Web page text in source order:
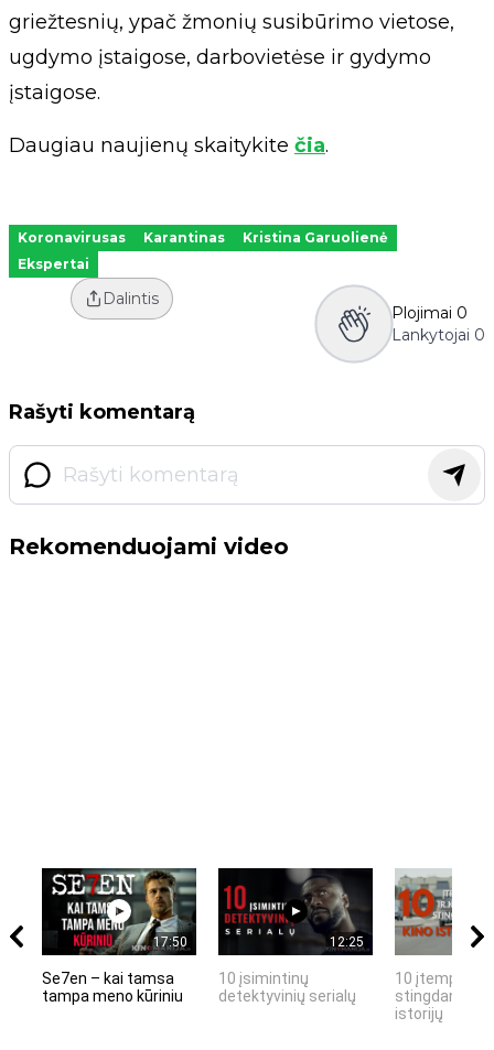
griežtesnių, ypač žmonių susibūrimo vietose,
ugdymo įstaigose, darbovietėse ir gydymo
įstaigose.
Daugiau naujienų skaitykite čia.
Koronavirusas Karantinas
Kristina Garuolienė
Ekspertai
Dalintis
Plojimai 0
Lankytojai 0
Rašyti komentarą
Rekomenduojami video
17:50
Se7en – kai tamsa
tampa meno kūriniu
12:25
10 įsimintinų
detektyvinių serialų
10 įtemptų,
stingdančių
istorijų